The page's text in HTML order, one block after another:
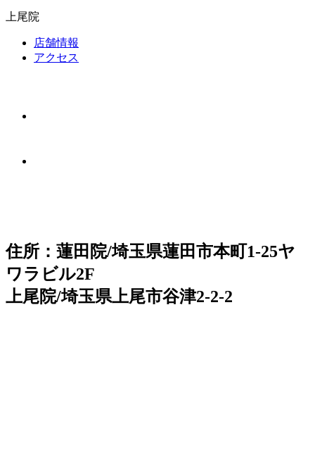
上尾院
店舗情報
アクセス
住所：蓮田院/埼玉県蓮田市本町1-25ヤ
ワラビル2F
上尾院/埼玉県上尾市谷津2-2-2